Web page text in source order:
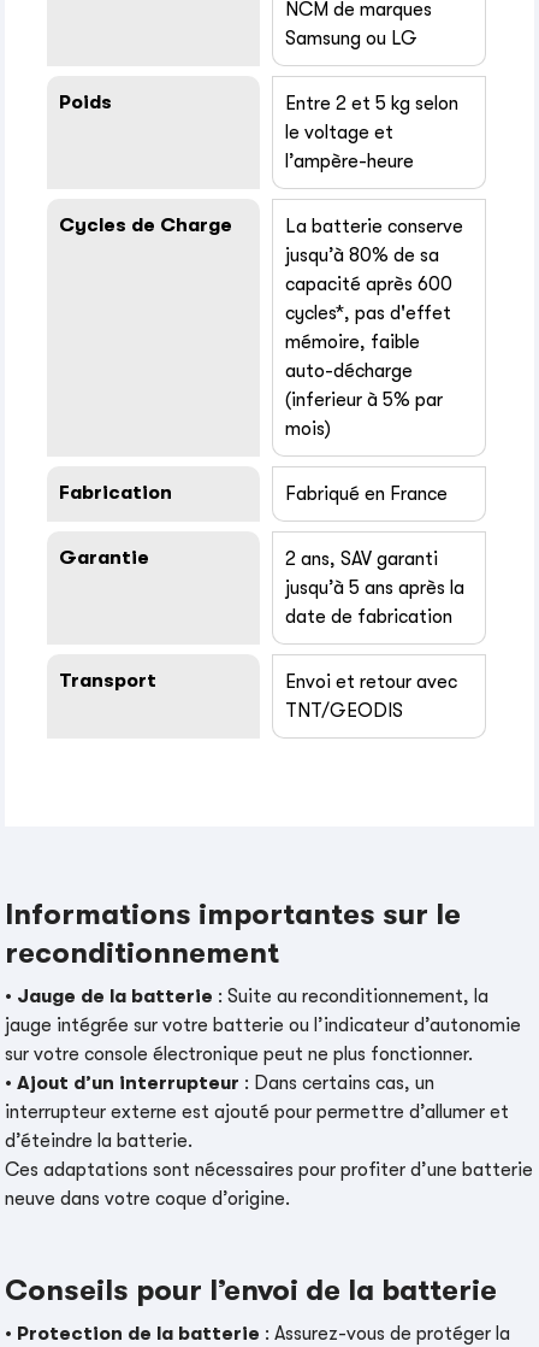
NCM de marques
Samsung ou LG
Poids
Entre 2 et 5 kg selon
le voltage et
l’ampère-heure
Cycles de Charge
La batterie conserve
jusqu’à 80% de sa
capacité après 600
cycles*, pas d'effet
mémoire, faible
auto-décharge
(inferieur à 5% par
mois)
Fabrication Fabriqué en France
Garantie
2 ans, SAV garanti
jusqu’à 5 ans après la
date de fabrication
Transport
Envoi et retour avec
TNT/GEODIS
Informations importantes sur le
reconditionnement
• Jauge de la batterie : Suite au reconditionnement, la
jauge intégrée sur votre batterie ou l’indicateur d’autonomie
sur votre console électronique peut ne plus fonctionner.
•Ajout d’un interrupteur : Dans certains cas, un
interrupteur externe est ajouté pour permettre d’allumer et
d’éteindre la batterie.
Ces adaptations sont nécessaires pour profiter d’une batterie
neuve dans votre coque d’origine.
Conseils pour l’envoi de la batterie
• Protection de la batterie : Assurez-vous de protéger la